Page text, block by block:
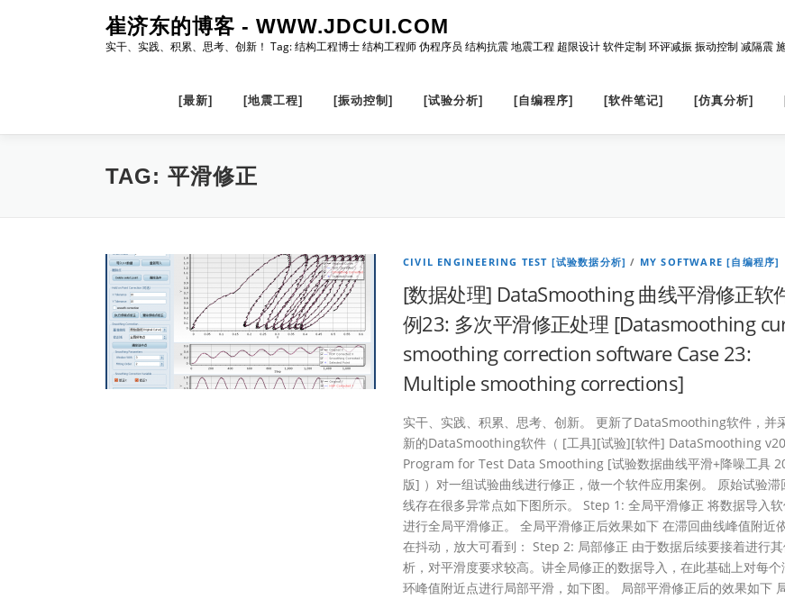
崔济东的博客 - WWW.JDCUI.COM
实干、实践、积累、思考、创新！ Tag: 结构工程博士 结构工程师 伪程序员 结构抗震 地震工程 超限设计 软件定制 环评减振 振动控制 减隔震
[最新] [地震工程] [振动控制] [试验分析] [自编程序] [软件笔记] [仿真分析]
TAG: 平滑修正
CIVIL ENGINEERING TEST [试验数据分析] / MY SOFTWARE [自编程序]
[数据处理] DataSmoothing 曲线平滑修正软
例23: 多次平滑修正处理 [Datasmoothing
smoothing correction software Case 23:
Multiple smoothing corrections]
实干、实践、积累、思考、创新。 更新了DataSmoothing软件，并
新的DataSmoothing软件（ [工具][试验][软件] DataSmoothing
Program for Test Data Smoothing [试验数据曲线平滑+降噪工具
版] ）对一组试验曲线进行修正，做一个软件应用案例。 原始试验滞
线存在很多异常点如下图所示。 Step 1: 全局平滑修正 将数据导入软
进行全局平滑修正。 全局平滑修正后效果如下 在滞回曲线峰值附近
在抖动，放大可看到： Step 2: 局部修正 由于数据后续要接着进行
析，对平滑度要求较高。讲全局修正的数据导入，在此基础上对每个
环峰值附近点进行局部平滑，如下图。 局部平滑修正后的效果如下